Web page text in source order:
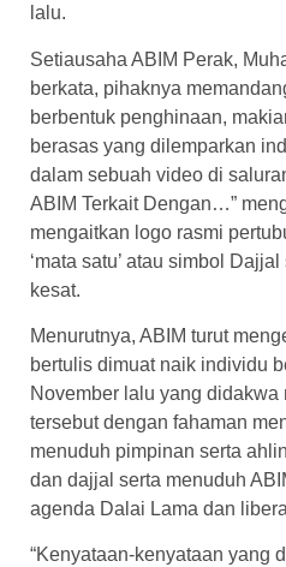
lalu.
Setiausaha ABIM Perak,
berkata, pihaknya
berbentuk penghinaan,
berasas yang dilemparkan
dalam sebuah video di
ABIM Terkait Dengan…”
mengaitkan logo rasmi
‘mata satu’ atau simbol
kesat.
Menurutnya, ABIM turut
bertulis dimuat naik individu
November lalu yang
tersebut dengan fahaman
menuduh pimpinan serta
dan dajjal serta menuduh
agenda Dalai Lama dan
“Kenyataan-kenyataan yang